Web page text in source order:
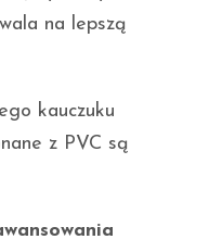
na lepszą
kauczuku
z PVC są